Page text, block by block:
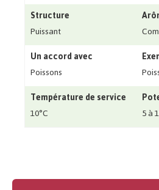
Structure
Puissant
Un accord avec
Poissons
Température de service
10°C
5 à